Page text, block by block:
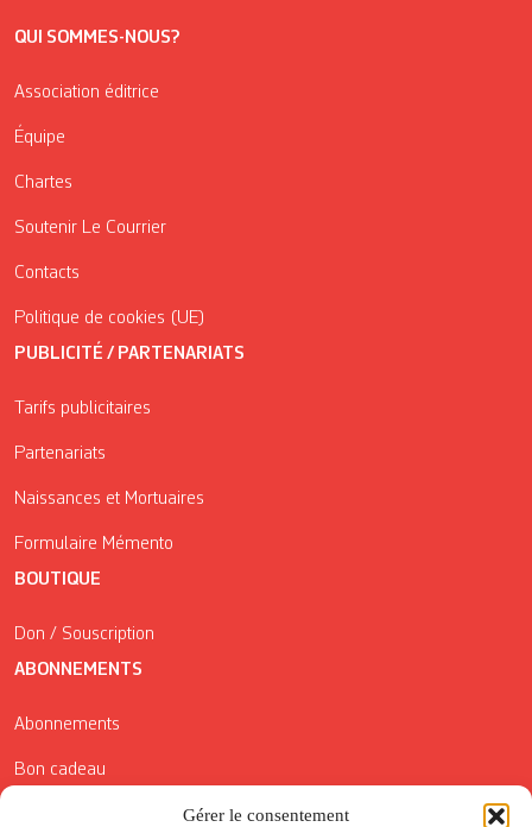
Gérer le consentement
QUI SOMMES-NOUS?
Association éditrice
Équipe
Chartes
Soutenir Le Courrier
Contacts
Politique de cookies (UE)
PUBLICITÉ / PARTENARIATS
Tarifs publicitaires
Partenariats
Naissances et Mortuaires
Formulaire Mémento
BOUTIQUE
Don / Souscription
ABONNEMENTS
Abonnements
Bon cadeau
Conditions générales de vente